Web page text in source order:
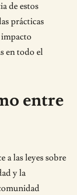
de estos
prácticas
en todo el
entre
a las leyes sobre
y la